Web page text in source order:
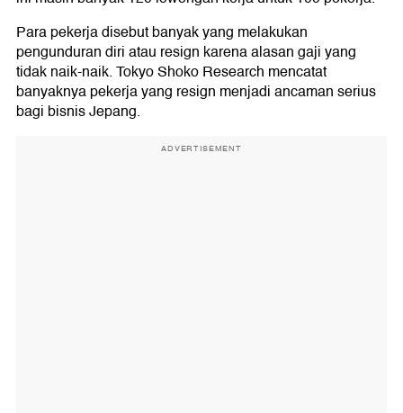
Para pekerja disebut banyak yang melakukan
pengunduran diri atau resign karena alasan gaji yang
tidak naik-naik. Tokyo Shoko Research mencatat
banyaknya pekerja yang resign menjadi ancaman serius
bagi bisnis Jepang.
ADVERTISEMENT